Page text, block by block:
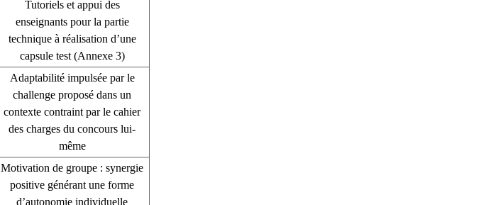
Tutoriels et appui des
enseignants pour la partie
technique à réalisation d’une
capsule test (Annexe 3)
Adaptabilité impulsée par le
challenge proposé dans un
contexte contraint par le cahier
des charges du concours lui-
même
Motivation de groupe : synergie
positive générant une forme
d’autonomie individuelle